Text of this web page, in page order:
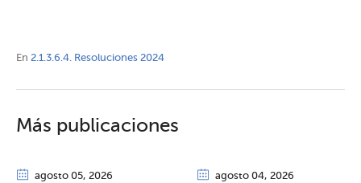
En 2.1.3.6.4. Resoluciones 2024
Más publicaciones
agosto 05, 2026 agosto 04, 2026